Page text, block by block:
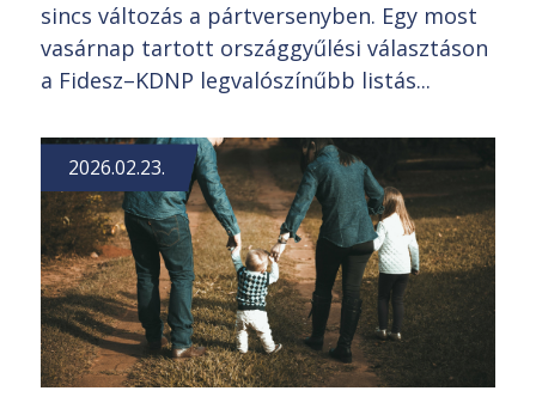
sincs változás a pártversenyben. Egy most
vasárnap tartott országgyűlési választáson
a Fidesz–KDNP legvalószínűbb listás...
2026.02.23.